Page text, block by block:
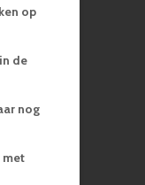
op
de
nog
met